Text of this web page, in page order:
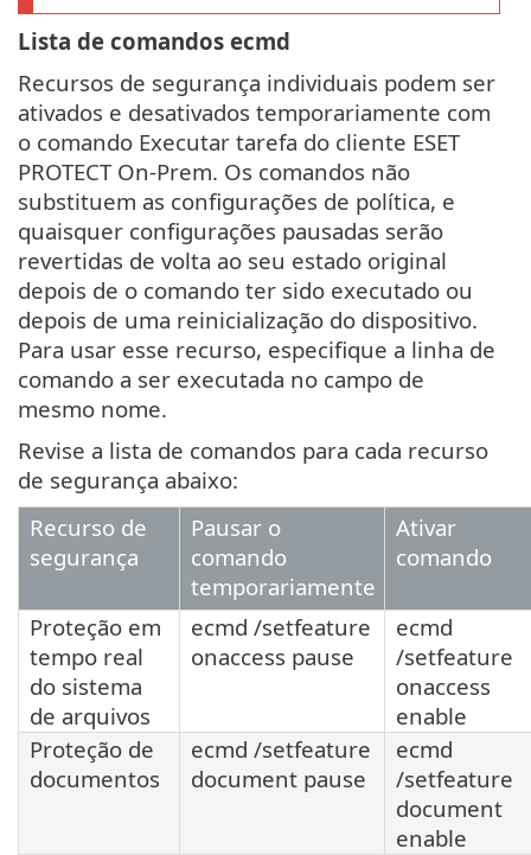
Lista de comandos ecmd
Recursos de segurança individuais podem ser
ativados e desativados temporariamente com
o comando Executar tarefa do cliente ESET
PROTECT On-Prem. Os comandos não
substituem as configurações de política, e
quaisquer configurações pausadas serão
revertidas de volta ao seu estado original
depois de o comando ter sido executado ou
depois de uma reinicialização do dispositivo.
Para usar esse recurso, especifique a linha de
comando a ser executada no campo de
mesmo nome.
Revise a lista de comandos para cada recurso
de segurança abaixo:
Recurso de
segurança
Pausar o
comando
temporariamente
Ativar
comando
Proteção em
tempo real
do sistema
de arquivos
ecmd /setfeature
onaccess pause
ecmd
/setfeature
onaccess
enable
Proteção de
documentos
ecmd /setfeature
document pause
ecmd
/setfeature
document
enable